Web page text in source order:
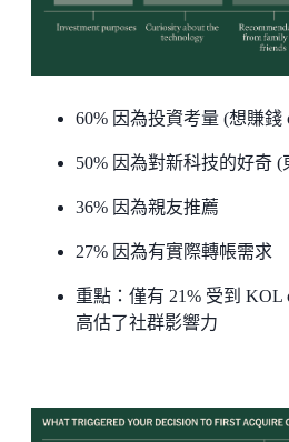
60% 因為投資考量 (想賺錢
50% 因為對新科技的好奇
36% 因為親友推薦
27% 因為有實際轉帳需求
重點：僅有 21% 受到
高估了社群影響力